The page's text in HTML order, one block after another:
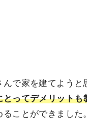
で家を建てようと
とってデメリット
ことができました